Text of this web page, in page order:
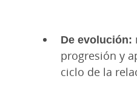
De evolución:
progresión y
ciclo de la